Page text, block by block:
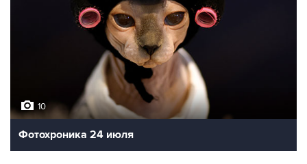
10
Фотохроника 24 июля